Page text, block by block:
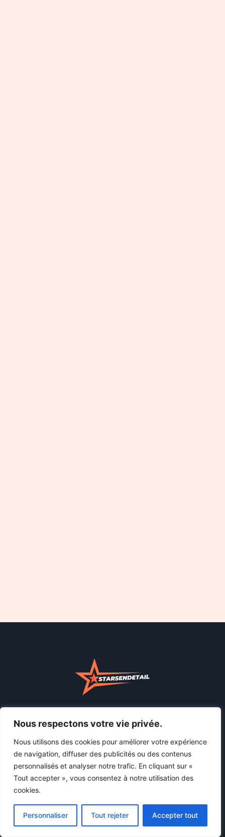
Nous respectons votre vie privée.
Nous utilisons des cookies pour améliorer votre expérience
de navigation, diffuser des publicités ou des contenus
personnalisés et analyser notre trafic. En cliquant sur «
Tout accepter », vous consentez à notre utilisation des
cookies.
Personnaliser Tout rejeter Accepter tout
des fins éducatives uniquement. Nous ne vendons ni ne
distribuons aucun matériel. Si vous pensez qu'un contenu viole
le droit d'auteur ou si vous avez des inquiétudes, veuillez nous
contacter et nous prendrons immédiatement des mesures
pour supprimer le matériel en question.
Liens utiles